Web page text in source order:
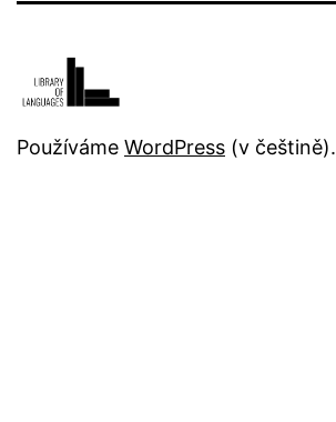
Používáme WordPress (v češtině).